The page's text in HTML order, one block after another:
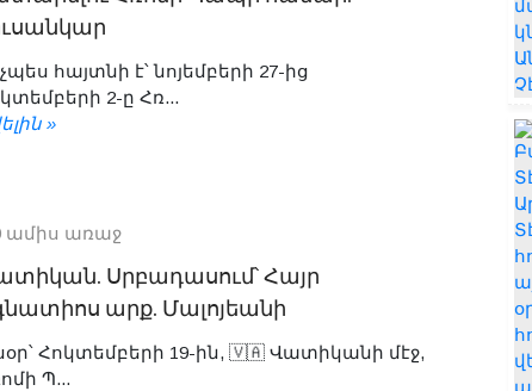
հայտնի է՝ նոյեմբերի 27-ից
2-ը Հռ...
»
ամիս առաջ
Սրբադասում՝ Հայր
արք. Մալոյեանի
Հոկտեմբերի 19-ին, 🇻🇦 Վատիկանի մէջ,
Պ...